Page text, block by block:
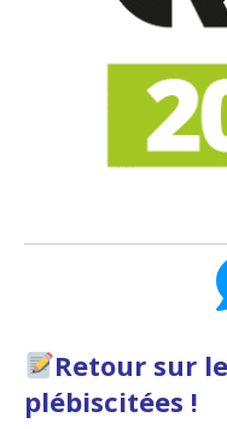
Retour sur
plébiscitées !